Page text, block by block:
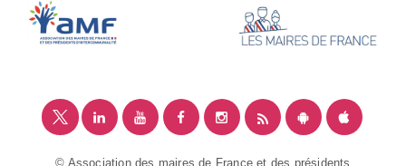
© Association des maires de France et des présidents